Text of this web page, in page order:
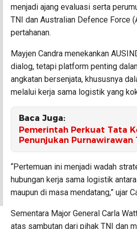
menjadi ajang evaluasi serta
TNI dan Australian Defence Force
pertahanan.
Mayjen Candra menekankan
dialog, tetapi platform penting
angkatan bersenjata, khususnya
melalui kerja sama logistik yang
Baca Juga:
Pemerintah Perkuat Tata
Penunjukan Purnawirawan
“Pertemuan ini menjadi wadah
hubungan kerja sama logistik
maupun di masa mendatang,” ujar
Sementara Major General Carla
atas sambutan dari pihak TNI dan